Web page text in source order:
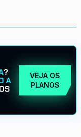
?
A
VEJA OS
PLANOS